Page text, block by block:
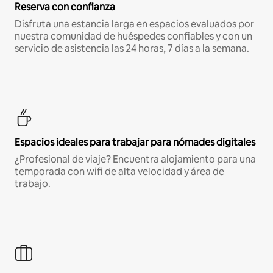
Reserva con confianza
Disfruta una estancia larga en espacios evaluados por
nuestra comunidad de huéspedes confiables y con un
servicio de asistencia las 24 horas, 7 días a la semana.
Espacios ideales para trabajar para nómades digitales
¿Profesional de viaje? Encuentra alojamiento para una
temporada con wifi de alta velocidad y área de
trabajo.